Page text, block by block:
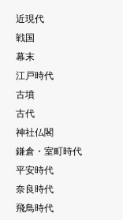
近現代
戦国
幕末
江戸時代
古墳
古代
神社仏閣
鎌倉・室町時代
平安時代
奈良時代
飛鳥時代